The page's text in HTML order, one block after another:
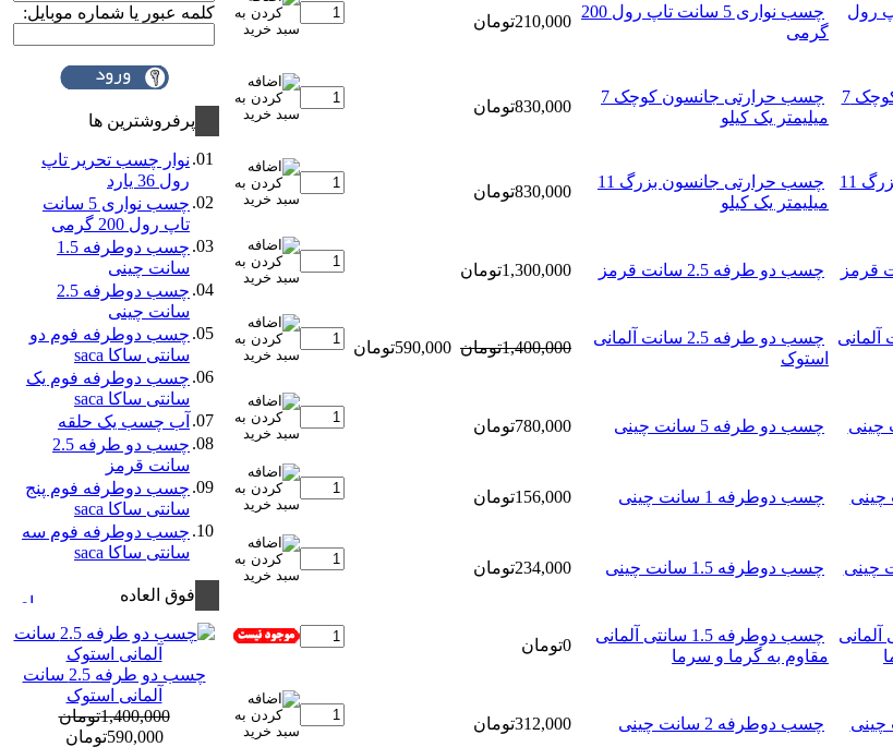
چسب نواری 5 سانت تاپ رول 200
گرمی
چسب حرارتی جانسون کوچک 7
میلیمتر یک کیلو
چسب حرارتی جانسون بزرگ 11
میلیمتر یک کیلو
چسب دو طرفه 2.5 سانت قرمز
چسب دو طرفه 2.5 سانت آلمانی
استوک
1,400,000تومان 590,000تومان
چسب دو طرفه 5 سانت چینی
چسب دوطرفه 1 سانت چینی
چسب دوطرفه 1.5 سانت چینی
چسب دوطرفه 1.5 سانتی آلمانی
مقاوم به گرما و سرما
چسب دوطرفه 2 سانت چینی
کلمه عبور یا شماره موبایل:
پرفروشترين ها
01. نوار چسب تحریر تاپ
رول 36 یارد
02.
چسب نواری 5 سانت
تاپ رول 200 گرمی
03.
چسب دوطرفه 1.5
سانت چینی
04.
چسب دوطرفه 2.5
سانت چینی
05. چسب دوطرفه فوم دو
سانتی ساکا saca
06. چسب دوطرفه فوم یک
سانتی ساکا saca
07.
آب چسب یک حلقه
08.
چسب دو طرفه 2.5
سانت قرمز
09. چسب دوطرفه فوم پنج
سانتی ساکا saca
10. چسب دوطرفه فوم سه
سانتی ساکا saca
فوق العاده
چسب دو طرفه 2.5 سانت
آلمانی استوک
1,400,000تومان
590,000تومان